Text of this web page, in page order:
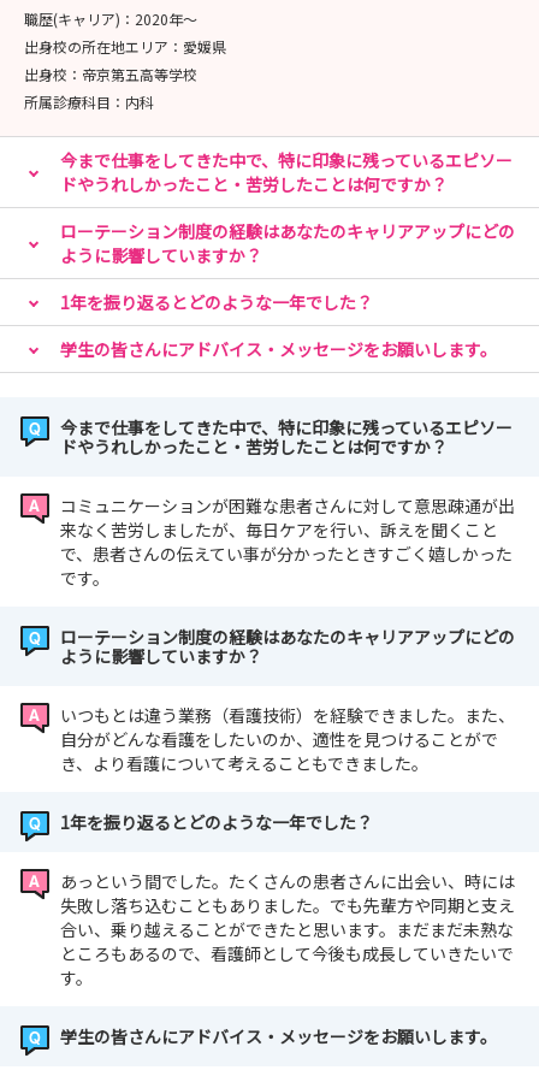
職歴(キャリア)： 2020年〜
出身校の所在地エリア： 愛媛県
出身校： 帝京第五高等学校
所属診療科目： 内科
今まで仕事をしてきた中で、特に印象に残っているエピソー
ドやうれしかったこと・苦労したことは何ですか？
ローテーション制度の経験はあなたのキャリアアップにどの
ように影響していますか？
1年を振り返るとどのような一年でした？
学生の皆さんにアドバイス・メッセージをお願いします。
今まで仕事をしてきた中で、特に印象に残っているエピソー
ドやうれしかったこと・苦労したことは何ですか？
コミュニケーションが困難な患者さんに対して意思疎通が出
来なく苦労しましたが、毎日ケアを行い、訴えを聞くこと
で、患者さんの伝えてい事が分かったときすごく嬉しかった
です。
ローテーション制度の経験はあなたのキャリアアップにどの
ように影響していますか？
いつもとは違う業務（看護技術）を経験できました。また、
自分がどんな看護をしたいのか、適性を見つけることがで
き、より看護について考えることもできました。
1年を振り返るとどのような一年でした？
あっという間でした。たくさんの患者さんに出会い、時には
失敗し落ち込むこともありました。でも先輩方や同期と支え
合い、乗り越えることができたと思います。まだまだ未熟な
ところもあるので、看護師として今後も成長していきたいで
す。
学生の皆さんにアドバイス・メッセージをお願いします。